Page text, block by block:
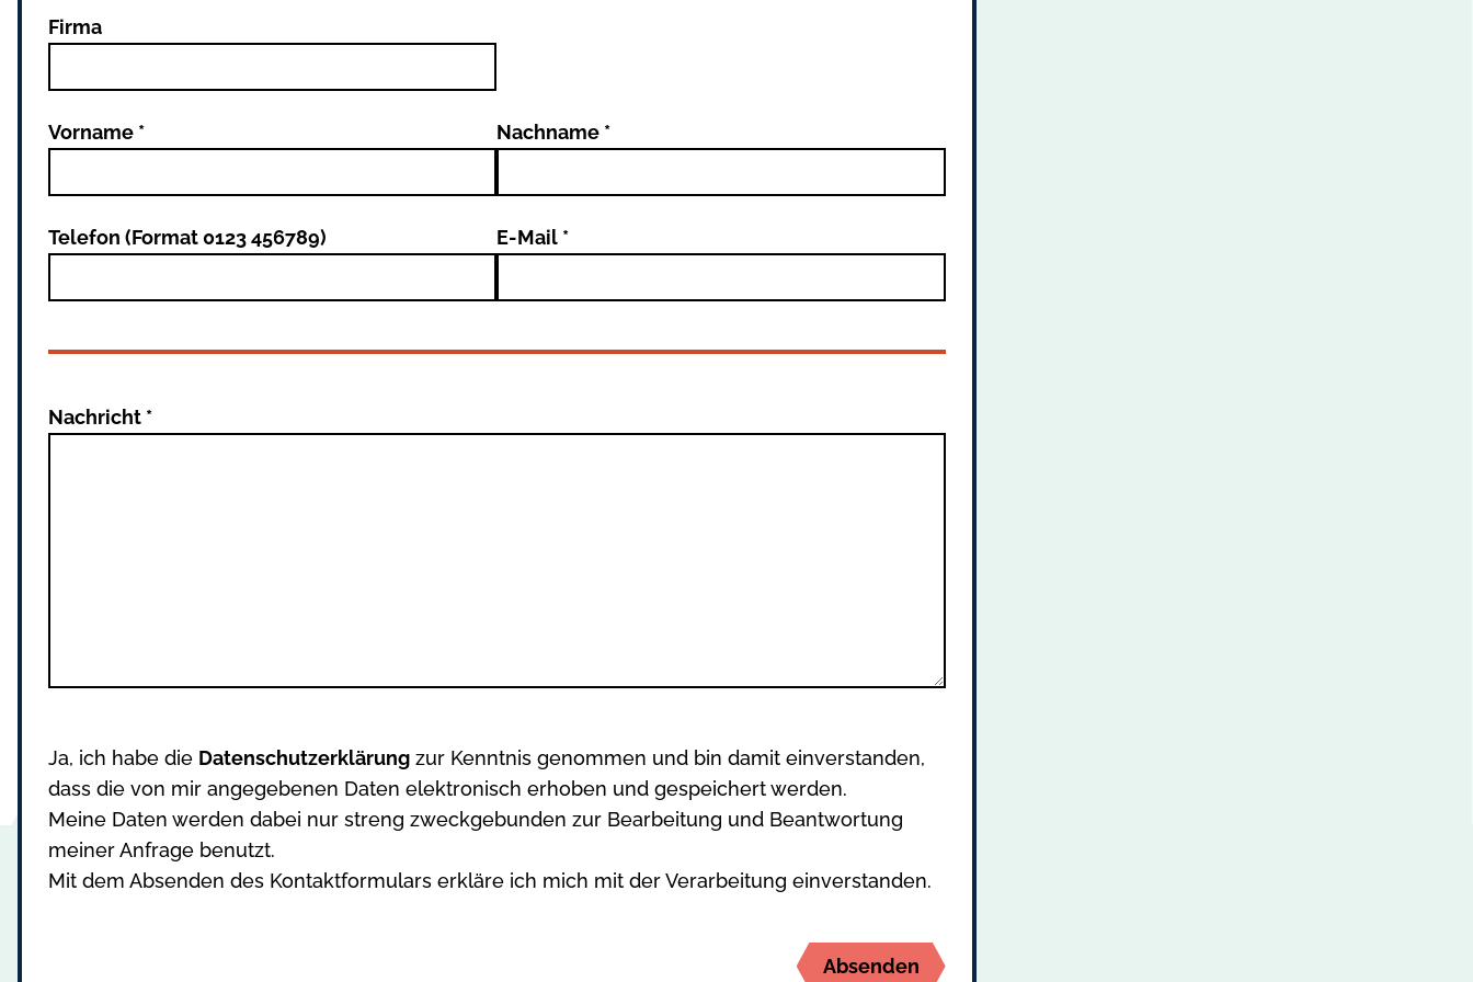
Firma
Vorname * Nachname *
Telefon (Format 0123 456789) E-Mail *
Nachricht *
Ja, ich habe die Datenschutzerklärung zur Kenntnis genommen und bin damit einverstanden,
dass die von mir angegebenen Daten elektronisch erhoben und gespeichert werden.
Meine Daten werden dabei nur streng zweckgebunden zur Bearbeitung und Beantwortung
meiner Anfrage benutzt.
Mit dem Absenden des Kontaktformulars erkläre ich mich mit der Verarbeitung einverstanden.
Absenden